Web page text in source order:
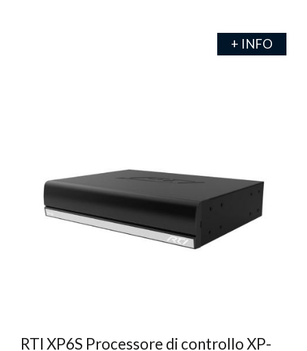
+ INFO
RTI XP6S Processore di controllo XP-